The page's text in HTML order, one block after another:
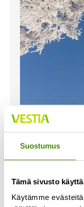
Suostumus
Tämä sivusto
Käytämme
27.11.2024
Toholampi ja
jäteastiat
Himanka,